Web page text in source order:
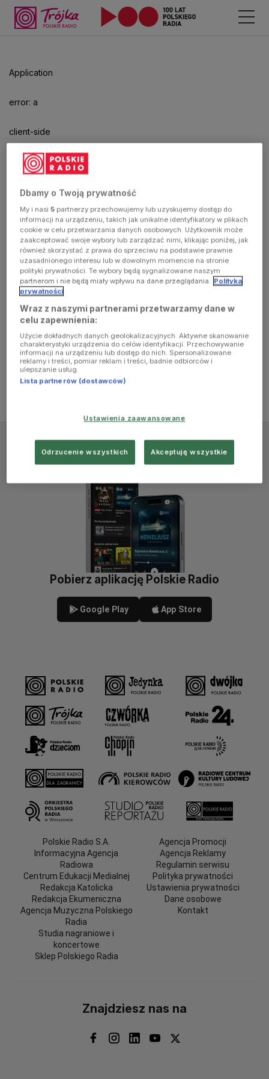
Application
error: a
client-side
exception
has
occurred
(see the
browser
console for
more
information)
aby
odtwarzać.
Pobierz aplikację Polskie Radio
Google Play App Store
Polskie Radio S.A.
Informacyjna Agencja
Radiowa
Centrum Edukacji Medialnej
Redakcja Katolicka
Redakcja Ekumeniczna
Agencja Muzyczna Polskiego
Radia
Studia nagraniowe i
koncertowe
Sklep Polskiego Radia
Agencja Promocji
Agencja Reklamy
Regulamin serwisu
Polityka prywatności
Ustawienia prywatności
Dane osobowe
Kontakt
Znajdziesz nas na
Dbamy o Twoją prywatność
My i nasi5 partnerzy przechowujemy lub uzyskujemy dostęp do
informacji na urządzeniu, takich jak unikalne identyfikatory w plikach
cookie w celu przetwarzania danych osobowych. Użytkownik może
zaakceptować swoje wybory lub zarządzać nimi, klikając poniżej, jak
również skorzystać z prawa do sprzeciwu na podstawie prawnie
uzasadnionego interesu lub w dowolnym momencie na stronie
polityki prywatności. Te wybory będą sygnalizowane naszym
partnerom i nie będą miały wpływu na dane przeglądania. Polityka
prywatności
Wraz z naszymi partnerami przetwarzamy dane w
celu zapewnienia:
Użycie dokładnych danych geolokalizacyjnych. Aktywne skanowanie
charakterystyki urządzenia do celów identyfikacji. Przechowywanie
informacji na urządzeniu lub dostęp do nich. Spersonalizowane
reklamy i treści, pomiar reklam i treści, badnie odbiorców i
ulepszanie usług.
Lista partnerów (dostawców)
Ustawienia zaawansowane
Odrzucenie wszystkich Akceptuję wszystkie